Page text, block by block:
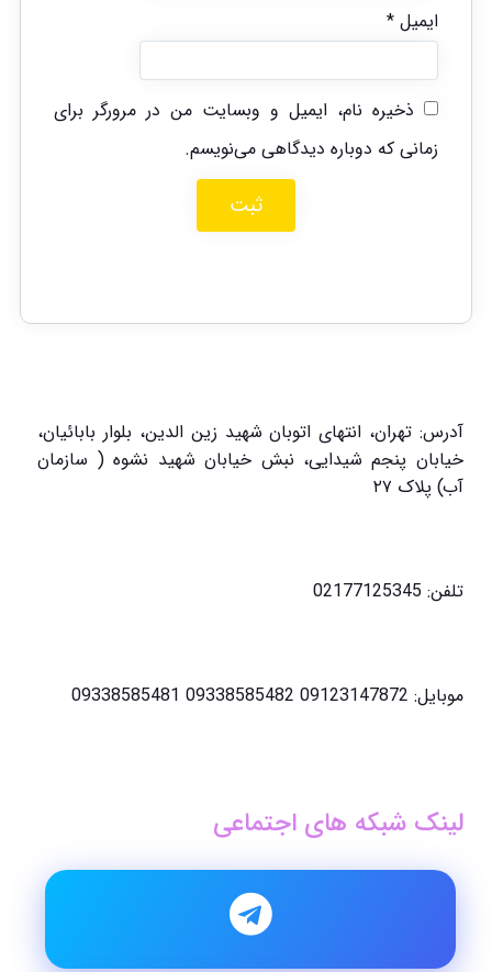
ایمیل *
ذخیره نام، ایمیل و وبسایت من در مرورگر برای
زمانی که دوباره دیدگاهی می‌نویسم.
آدرس: تهران، انتهای اتوبان شهید زین الدین، بلوار بابائیان،
خیابان پنجم شیدایی، نبش خیابان شهید نشوه ( سازمان
آب) پلاک ۲۷
تلفن: 02177125345
موبایل: 09123147872 09338585482 09338585481
لینک شبکه های اجتماعی